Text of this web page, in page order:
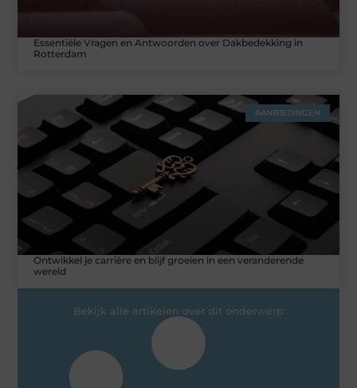
Essentiële Vragen en Antwoorden over Dakbedekking in
Rotterdam
AANBIEDINGEN
Ontwikkel je carrière en blijf groeien in een veranderende
wereld
Bekijk alle artikelen over dit onderwerp